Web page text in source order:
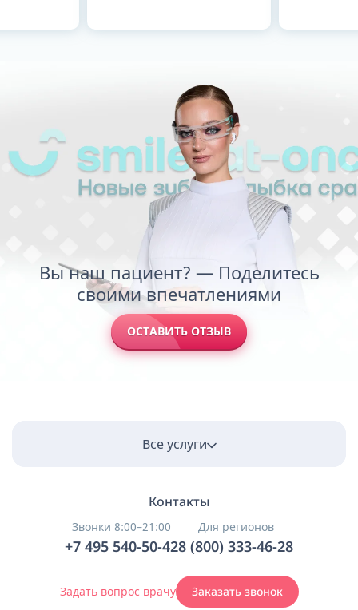
Вы наш пациент? — Поделитесь
своими впечатлениями
ОСТАВИТЬ ОТЗЫВ
Все услуги
Контакты
Звонки 8:00–21:00
+7 495 540-50-42
Для регионов
8 (800) 333-46-28
Задать вопрос врачу Заказать звонок